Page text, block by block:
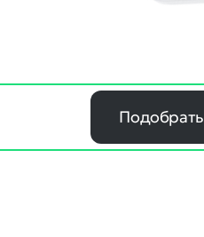
Подобрать